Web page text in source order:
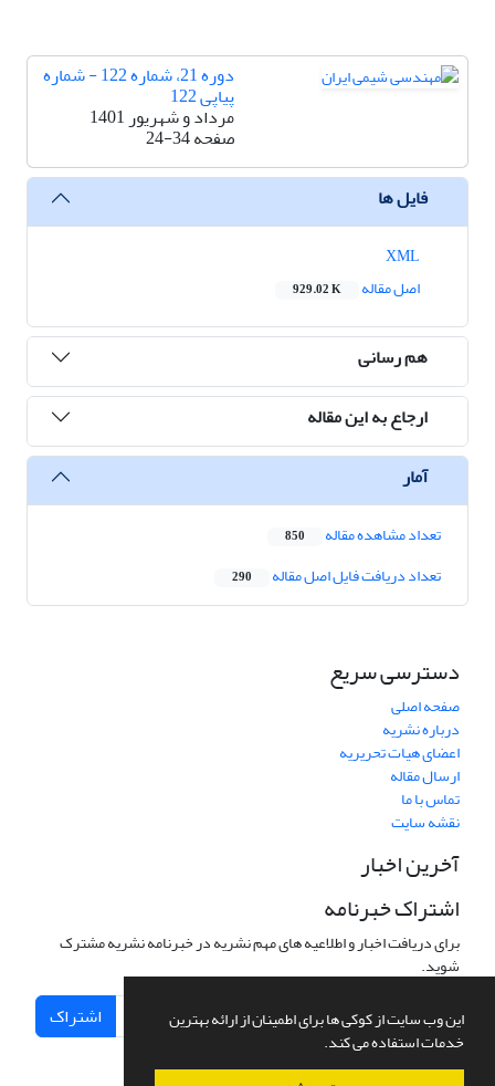
این وب سایت از کوکی ها برای اطمینان از ارائه بهترین
خدمات استفاده می کند.
دوره 21، شماره 122 - شماره
پیاپی 122
مرداد و شهریور 1401
صفحه24-34
فایل ها
اصل مقاله
929.02 K
هم رسانی
ارجاع به این مقاله
آمار
تعداد مشاهده مقاله 850
تعداد دریافت فایل اصل مقاله 290
دسترسی سریع
صفحه اصلی
درباره نشریه
اعضای هیات تحریریه
ارسال مقاله
تماس با ما
نقشه سایت
آخرین اخبار
اشتراک خبرنامه
برای دریافت اخبار و اطلاعیه های مهم نشریه در خبرنامه نشریه مشترک
شوید.
اشتراک